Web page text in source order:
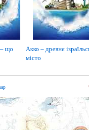
– що
Акко – древнє
місто